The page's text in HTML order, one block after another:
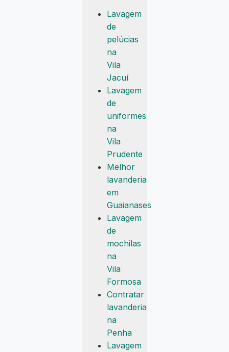
Lavagem
de
pelúcias
na
Vila
Jacuí
Lavagem
de
uniformes
na
Vila
Prudente
Melhor
lavanderia
em
Guaianases
Lavagem
de
mochilas
na
Vila
Formosa
Contratar
lavanderia
na
Penha
Lavagem